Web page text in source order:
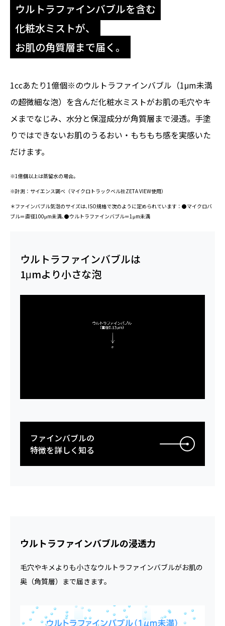
ウルトラファインバブルを含む
化粧水ミストが、
お肌の角質層まで届く。
1ccあたり1億個※のウルトラファインバブル（1μm未満
の超微細な泡）を含んだ化粧水ミストがお肌の毛穴やキ
メまでなじみ、水分と保湿成分が角質層まで浸透。手塗
りではできないお肌のうるおい・もちもち感を実感いた
だけます。
※1億個以上は蒸留水の場合。
※計測：サイエンス調べ（マイクロトラックベル社ZETA VIEW使用）
＊ファインバブル気泡のサイズは､ISO規格で次のように定められています：●マイクロバ
ブル＝直径100μm未満､●ウルトラファインバブル＝1μm未満
ウルトラファインバブルは
1μmより小さな泡
ファインバブルの
特徴を詳しく知る
ウルトラファインバブルの浸透力
毛穴やキメよりも小さなウルトラファインバブルがお肌の
奥（角質層）まで届きます。